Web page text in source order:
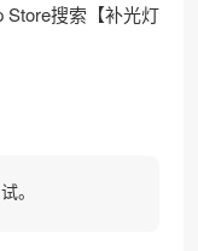
Store搜索【补光灯
。